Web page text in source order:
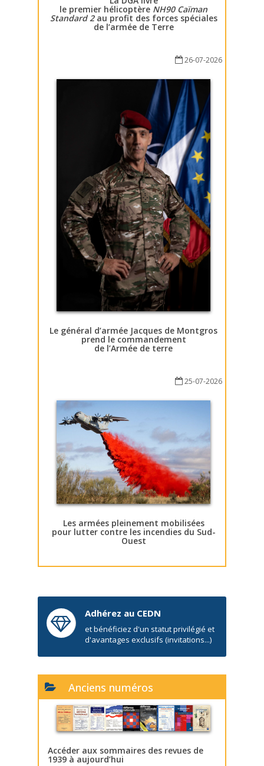
le premier hélicoptère NH90 Caïman
Standard 2au profit des forces spéciales
de l’armée de Terre
26-07-2026
Le général d’armée Jacques de Montgros
prend le commandement
de l’Armée de terre
25-07-2026
Les armées pleinement mobilisées
pour lutter contre les incendies du Sud-
Ouest
Adhérez au CEDN
et bénéficiez d'un statut privilégié et
d'avantages exclusifs (invitations...)
Anciens numéros
Accéder aux sommaires des revues de
1939 à aujourd’hui